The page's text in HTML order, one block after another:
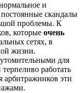
и
скандалы
проблемы. К
которые очень
сетях, в
жизни.
для
работать
арбитражников эти